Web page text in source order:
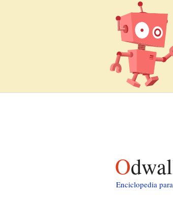
Enciclopedia